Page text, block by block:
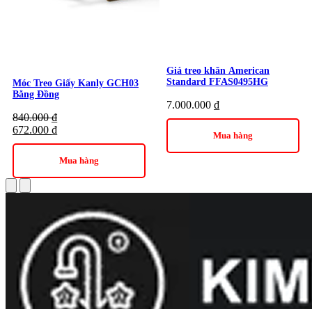
Móc Treo Giấy Kanly GCH03
Bằng Đồng
840.000₫
672.000 ₫
Mua hàng
Giá treo khăn American
Standard FFAS0495HG
7.000.000 ₫
Mua hàng